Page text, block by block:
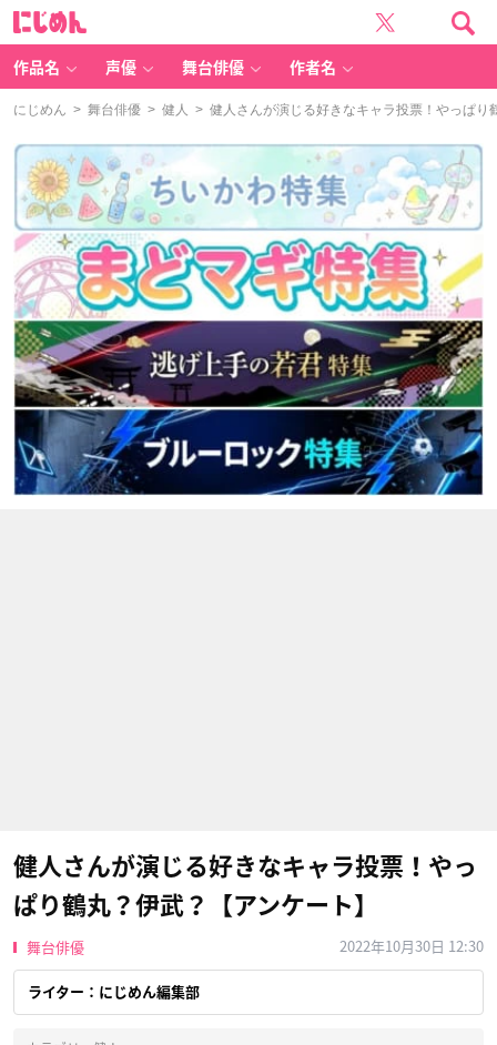
作品名 声優 舞台俳優 作者名
にじめん > 舞台俳優 > 健人 > 健人さんが演じる好きなキャラ投票！やっぱり
健人さんが演じる好きなキャラ投票！やっ
ぱり鶴丸？伊武？【アンケート】
舞台俳優 2022年10月30日 12:30
ライター：にじめん編集部